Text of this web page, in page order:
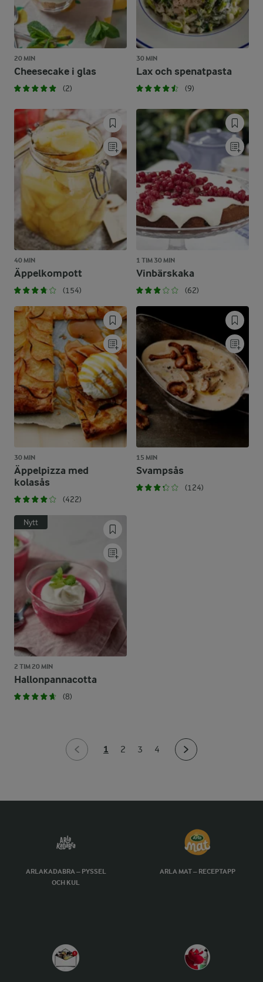
20 MIN
Cheesecake i glas
(2)
30 MIN
Lax och spenatpasta
(9)
40 MIN
Äppelkompott
(154)
1 TIM 30 MIN
Vinbärskaka
(62)
30 MIN
Äppelpizza med
kolasås
(422)
15 MIN
Svampsås
(124)
Nytt
2 TIM 20 MIN
Hallonpannacotta
(8)
1 2 3 4
ARLAKADABRA – PYSSEL
OCH KUL
ARLA MAT – RECEPTAPP